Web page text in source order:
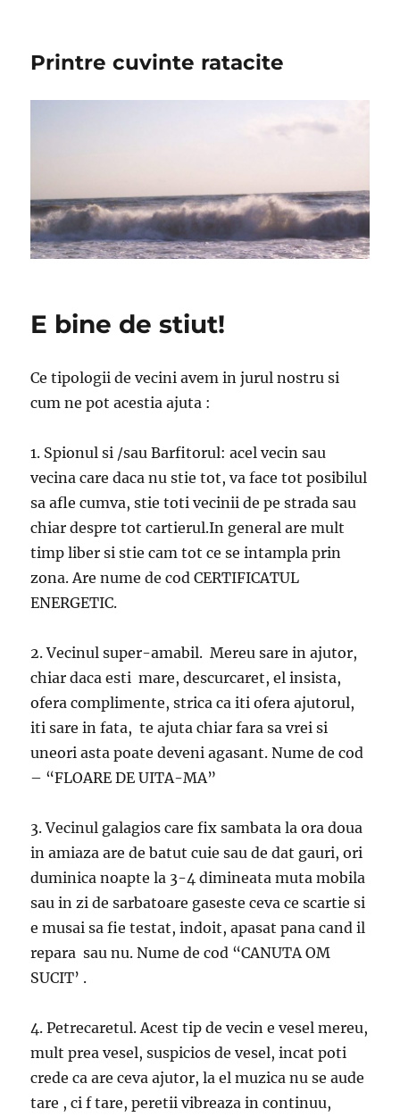
Printre cuvinte ratacite
E bine de stiut!
Ce tipologii de vecini avem in jurul nostru si
cum ne pot acestia ajuta :
1. Spionul si /sau Barfitorul: acel vecin sau
vecina care daca nu stie tot, va face tot posibilul
sa afle cumva, stie toti vecinii de pe strada sau
chiar despre tot cartierul.In general are mult
timp liber si stie cam tot ce se intampla prin
zona. Are nume de cod CERTIFICATUL
ENERGETIC.
2. Vecinul super-amabil. Mereu sare in ajutor,
chiar daca esti mare, descurcaret, el insista,
ofera complimente, strica ca iti ofera ajutorul,
iti sare in fata, te ajuta chiar fara sa vrei si
uneori asta poate deveni agasant. Nume de cod
– “FLOARE DE UITA-MA”
3. Vecinul galagios care fix sambata la ora doua
in amiaza are de batut cuie sau de dat gauri, ori
duminica noapte la 3-4 dimineata muta mobila
sau in zi de sarbatoare gaseste ceva ce scartie si
e musai sa fie testat, indoit, apasat pana cand il
repara sau nu. Nume de cod “CANUTA OM
SUCIT’ .
4. Petrecaretul. Acest tip de vecin e vesel mereu,
mult prea vesel, suspicios de vesel, incat poti
crede ca are ceva ajutor, la el muzica nu se aude
tare , ci f tare, peretii vibreaza in continuu,